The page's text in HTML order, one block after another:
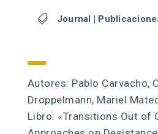
 Journal |
Autores: Pablo Carvacho,
Droppelmann, Mariel
Libro: «Transitions Out of